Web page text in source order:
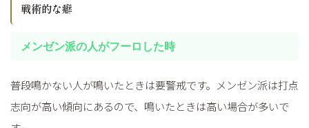
戦術的な癖
メンゼン派の人がフーロした時
普段鳴かない人が鳴いたときは要警戒です。メンゼン派は打点
志向が高い傾向にあるので、鳴いたときは高い場合が多いで